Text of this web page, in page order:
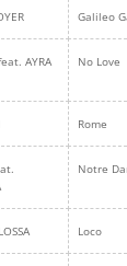
Galileo
AYRA
No Love
Rome
Notre
Loco